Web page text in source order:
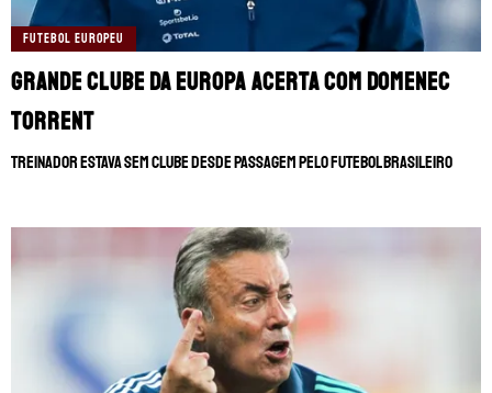
FUTEBOL EUROPEU
Grande clube da Europa acerta com Domenec
Torrent
Treinador estava sem clube desde passagem pelo futebol brasileiro